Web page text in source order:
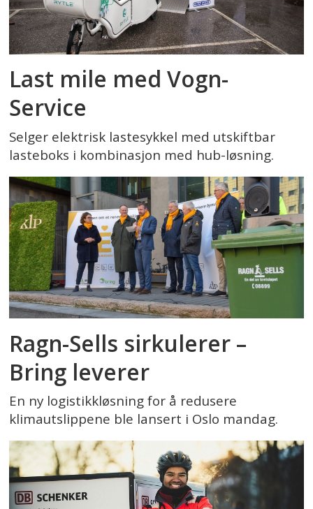
Last mile med Vogn-
Service
Selger elektrisk lastesykkel med utskiftbar
lasteboks i kombinasjon med hub-løsning.
Ragn-Sells sirkulerer –
Bring leverer
En ny logistikkløsning for å redusere
klimautslippene ble lansert i Oslo mandag.